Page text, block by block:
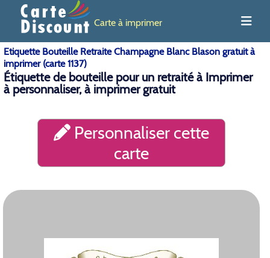
Carte à imprimer
Etiquette Bouteille Retraite Champagne Blanc Blason gratuit à
imprimer (carte 1137)
Étiquette de bouteille pour un retraité à Imprimer
à personnaliser, à imprimer gratuit
Personnaliser cette
carte